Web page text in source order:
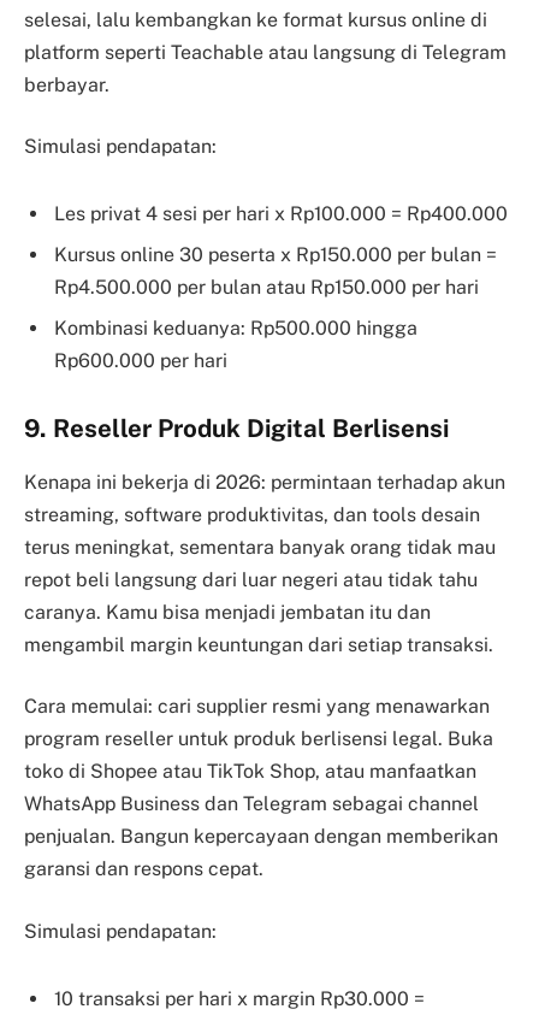
selesai, lalu kembangkan ke format kursus online di
platform seperti Teachable atau langsung di Telegram
berbayar.
Simulasi pendapatan:
Les privat 4 sesi per hari x Rp100.000 = Rp400.000
Kursus online 30 peserta x Rp150.000 per bulan =
Rp4.500.000 per bulan atau Rp150.000 per hari
Kombinasi keduanya: Rp500.000 hingga
Rp600.000 per hari
9. Reseller Produk Digital Berlisensi
Kenapa ini bekerja di 2026: permintaan terhadap akun
streaming, software produktivitas, dan tools desain
terus meningkat, sementara banyak orang tidak mau
repot beli langsung dari luar negeri atau tidak tahu
caranya. Kamu bisa menjadi jembatan itu dan
mengambil margin keuntungan dari setiap transaksi.
Cara memulai: cari supplier resmi yang menawarkan
program reseller untuk produk berlisensi legal. Buka
toko di Shopee atau TikTok Shop, atau manfaatkan
WhatsApp Business dan Telegram sebagai channel
penjualan. Bangun kepercayaan dengan memberikan
garansi dan respons cepat.
Simulasi pendapatan:
10 transaksi per hari x margin Rp30.000 =